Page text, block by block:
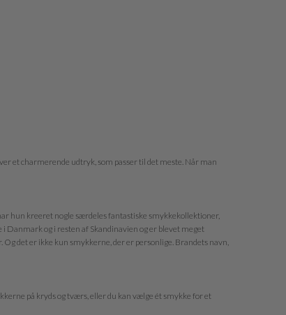
et charmerende udtryk, som passer til det meste. Når man
hun kreeret nogle særdeles fantastiske smykkekollektioner,
Danmark og i resten af Skandinavien og er blevet meget
det er ikke kun smykkerne, der er personlige. Brandets navn,
på kryds og tværs, eller du kan vælge ét smykke for et